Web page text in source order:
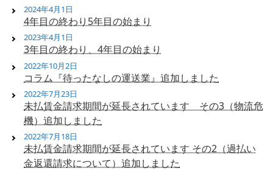
4年目の終わり5年目の始まり
2024年4月1日
3年目の終わり、4年目の始まり
2023年4月1日
コラム『待ったなしの運送業』追加しました
2022年10月2日
未払賃金請求期間が延長されています その3（物流危
機）追加しました
2022年7月23日
未払賃金請求期間が延長されています その2（過払い
金返還請求について）追加しました
2022年7月18日